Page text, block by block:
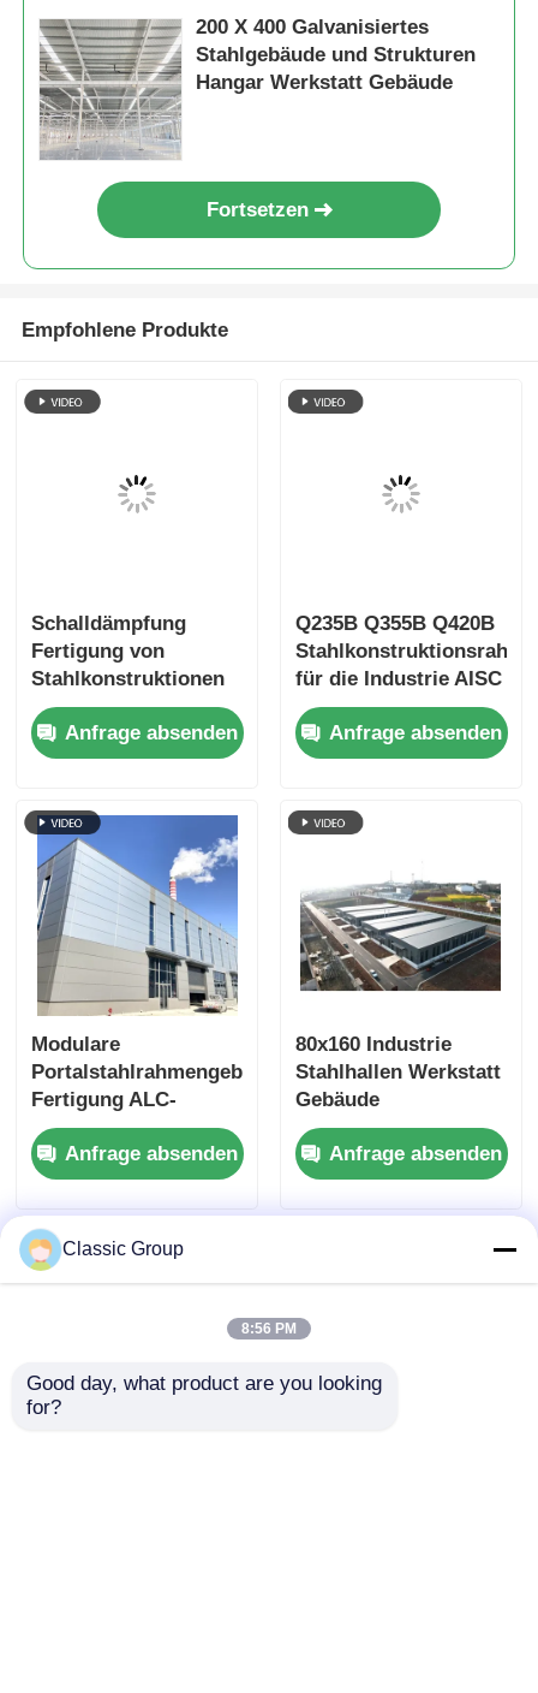
Stahlstrukturbüro
Stahlkonstruktions-Geflügelstall
Mehrstöckige Stahlkonstruktion
Vorgefertigte Stahlstrukturen
200 X 400 Galvanisiertes
Stahlgebäude und Strukturen
Hangar Werkstatt Gebäude
Fortsetzen
Empfohlene Produkte
Schalldämpfung
Fertigung von
Stahlkonstruktionen
für Industriezwecke
Anfrage absenden
Q235B Q355B Q420B
für die Industrie AISC
Standard Custom
Anfrage absenden
Modulare
Portalstahlrahmengebäude
Fertigung ALC-
Wandpaneel
Kundenspezifisch
Anfrage absenden
80x160 Industrie
Stahlhallen Werkstatt
Gebäude
Sandwichplatte
Anfrage absenden
Classic Group
8:56 PM
Good day, what product are you looking
for?